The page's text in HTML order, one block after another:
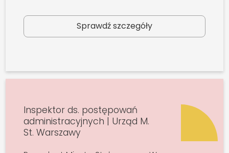
Sprawdź szczegóły
Inspektor ds. postępowań
administracyjnych | Urząd M.
St. Warszawy